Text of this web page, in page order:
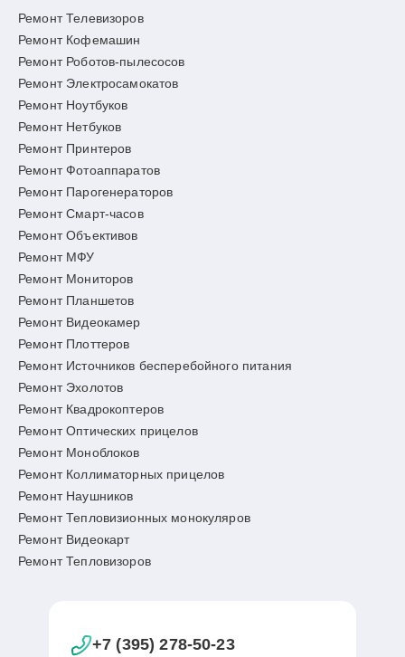
Ремонт Телевизоров
Ремонт Кофемашин
Ремонт Роботов-пылесосов
Ремонт Электросамокатов
Ремонт Ноутбуков
Ремонт Нетбуков
Ремонт Принтеров
Ремонт Фотоаппаратов
Ремонт Парогенераторов
Ремонт Смарт-часов
Ремонт Объективов
Ремонт МФУ
Ремонт Мониторов
Ремонт Планшетов
Ремонт Видеокамер
Ремонт Плоттеров
Ремонт Источников бесперебойного питания
Ремонт Эхолотов
Ремонт Квадрокоптеров
Ремонт Оптических прицелов
Ремонт Моноблоков
Ремонт Коллиматорных прицелов
Ремонт Наушников
Ремонт Тепловизионных монокуляров
Ремонт Видеокарт
Ремонт Тепловизоров
+7 (395) 278-50-23